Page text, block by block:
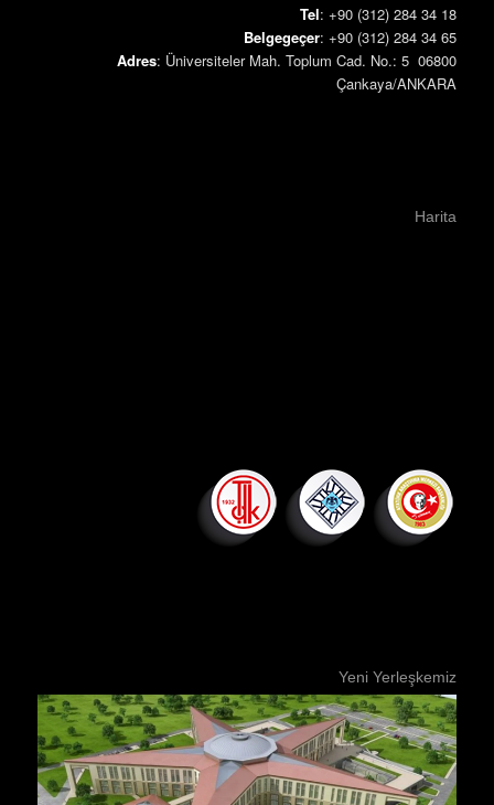
Tel: +90 (312) 284 34 18
Belgegeçer: +90 (312) 284 34 65
Adres: Üniversiteler Mah. Toplum Cad. No.: 5 06800
Çankaya/ANKARA
Harita
Yeni Yerleşkemiz